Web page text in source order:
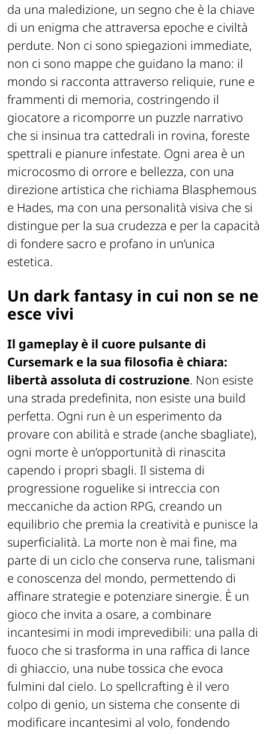
da una maledizione, un segno che è la chiave
di un enigma che attraversa epoche e civiltà
perdute. Non ci sono spiegazioni immediate,
non ci sono mappe che guidano la mano: il
mondo si racconta attraverso reliquie, rune e
frammenti di memoria, costringendo il
giocatore a ricomporre un puzzle narrativo
che si insinua tra cattedrali in rovina, foreste
spettrali e pianure infestate. Ogni area è un
microcosmo di orrore e bellezza, con una
direzione artistica che richiama Blasphemous
e Hades, ma con una personalità visiva che si
distingue per la sua crudezza e per la capacità
di fondere sacro e profano in un’unica
estetica.
Un dark fantasy in cui non se ne
esce vivi
Il gameplay è il cuore pulsante di
Cursemark e la sua filosofia è chiara:
libertà assoluta di costruzione. Non esiste
una strada predefinita, non esiste una build
perfetta. Ogni run è un esperimento da
provare con abilità e strade (anche sbagliate),
ogni morte è un’opportunità di rinascita
capendo i propri sbagli. Il sistema di
progressione roguelike si intreccia con
meccaniche da action RPG, creando un
equilibrio che premia la creatività e punisce la
superficialità. La morte non è mai fine, ma
parte di un ciclo che conserva rune, talismani
e conoscenza del mondo, permettendo di
affinare strategie e potenziare sinergie. È un
gioco che invita a osare, a combinare
incantesimi in modi imprevedibili: una palla di
fuoco che si trasforma in una raffica di lance
di ghiaccio, una nube tossica che evoca
fulmini dal cielo. Lo spellcrafting è il vero
colpo di genio, un sistema che consente di
modificare incantesimi al volo, fondendo